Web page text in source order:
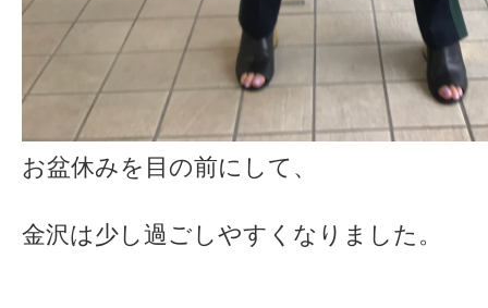
お盆休みを目の前にして、
金沢は少し過ごしやすくなりました。